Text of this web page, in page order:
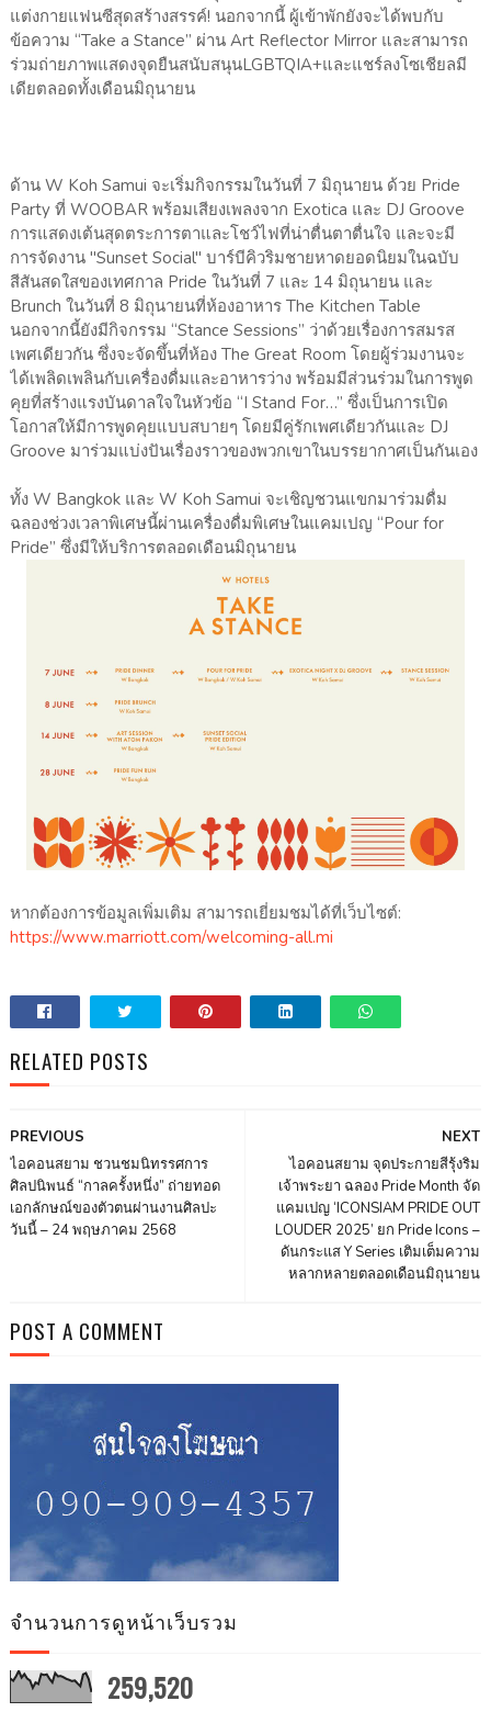
แต่งกายแฟนซีสุดสร้างสรรค์! นอกจากนี้ ผู้เข้าพักยังจะได้พบกับ
ข้อความ “Take a Stance” ผ่าน Art Reflector Mirror และสามารถ
ร่วมถ่ายภาพแสดงจุดยืนสนับสนุนLGBTQIA+และแชร์ลงโซเชียลมี
เดียตลอดทั้งเดือนมิถุนายน
ด้าน W Koh Samui จะเริ่มกิจกรรมในวันที่ 7 มิถุนายน ด้วย Pride
Party ที่ WOOBAR พร้อมเสียงเพลงจาก Exotica และ DJ Groove
การแสดงเต้นสุดตระการตาและโชว์ไฟที่น่าตื่นตาตื่นใจ และจะมี
การจัดงาน "Sunset Social" บาร์บีคิวริมชายหาดยอดนิยมในฉบับ
สีสันสดใสของเทศกาล Pride ในวันที่ 7 และ 14 มิถุนายน และ
Brunch ในวันที่ 8 มิถุนายนที่ห้องอาหาร The Kitchen Table
นอกจากนี้ยังมีกิจกรรม “Stance Sessions” ว่าด้วยเรื่องการสมรส
เพศเดียวกัน ซึ่งจะจัดขึ้นที่ห้อง The Great Room โดยผู้ร่วมงานจะ
ได้เพลิดเพลินกับเครื่องดื่มและอาหารว่าง พร้อมมีส่วนร่วมในการพูด
คุยที่สร้างแรงบันดาลใจในหัวข้อ “I Stand For…” ซึ่งเป็นการเปิด
โอกาสให้มีการพูดคุยแบบสบายๆ โดยมีคู่รักเพศเดียวกันและ DJ
Groove มาร่วมแบ่งปันเรื่องราวของพวกเขาในบรรยากาศเป็นกันเอง
ทั้ง W Bangkok และ W Koh Samui จะเชิญชวนแขกมาร่วมดื่ม
ฉลองช่วงเวลาพิเศษนี้ผ่านเครื่องดื่มพิเศษในแคมเปญ “Pour for
Pride” ซึ่งมีให้บริการตลอดเดือนมิถุนายน
หากต้องการข้อมูลเพิ่มเติม สามารถเยี่ยมชมได้ที่เว็บไซต์:
https://www.marriott.com/welcoming-all.mi
RELATED POSTS
NEXT
ไอคอนสยาม จุดประกายสีรุ้งริม
เจ้าพระยา ฉลอง Pride Month จัด
แคมเปญ ‘ICONSIAM PRIDE OUT
LOUDER 2025’ ยก Pride Icons –
ดันกระแส Y Series เติมเต็มความ
หลากหลายตลอดเดือนมิถุนายน
PREVIOUS
ไอคอนสยาม ชวนชมนิทรรศการ
ศิลปนิพนธ์ “กาลครั้งหนึ่ง” ถ่ายทอด
เอกลักษณ์ของตัวตนผ่านงานศิลปะ
วันนี้ – 24 พฤษภาคม 2568
POST A COMMENT
จำนวนการดูหน้าเว็บรวม
259,520